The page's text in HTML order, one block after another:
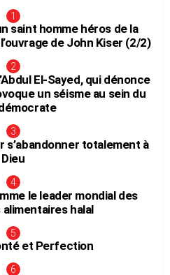
saint homme héros de la
de John Kiser (2/2)
El-Sayed, qui dénonce
un séisme au sein du
s’abandonner totalement à
Dieu
le leader mondial des
halal
et Perfection